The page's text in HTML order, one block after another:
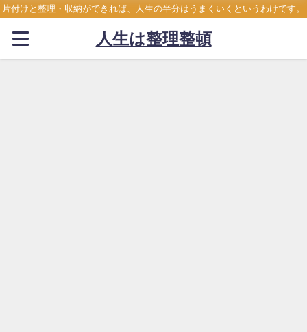
片付けと整理・収納ができれば、人生の半分はうまくいくというわけです。
人生は整理整頓